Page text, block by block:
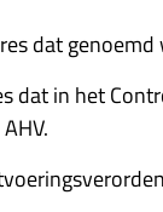
dat genoemd
in het